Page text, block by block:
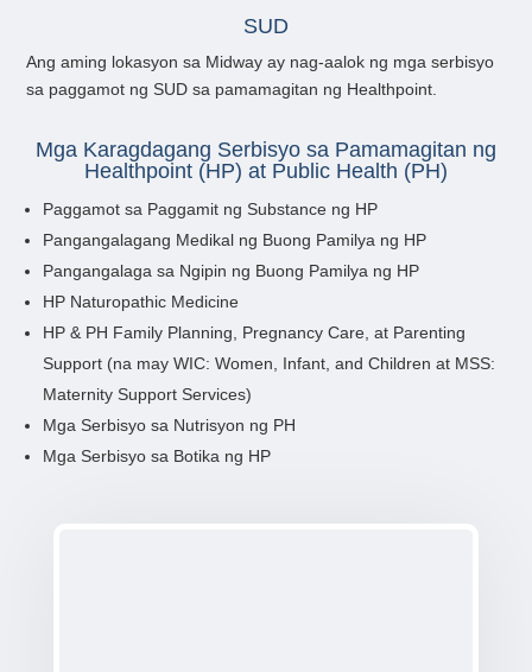
SUD
Ang aming lokasyon sa Midway ay nag-aalok ng mga serbisyo
sa paggamot ng SUD sa pamamagitan ng Healthpoint.
Mga Karagdagang Serbisyo sa Pamamagitan ng
Healthpoint (HP) at Public Health (PH)
Paggamot sa Paggamit ng Substance ng HP
Pangangalagang Medikal ng Buong Pamilya ng HP
Pangangalaga sa Ngipin ng Buong Pamilya ng HP
HP Naturopathic Medicine
HP & PH Family Planning, Pregnancy Care, at Parenting
Support (na may WIC: Women, Infant, and Children at MSS:
Maternity Support Services)
Mga Serbisyo sa Nutrisyon ng PH
Mga Serbisyo sa Botika ng HP